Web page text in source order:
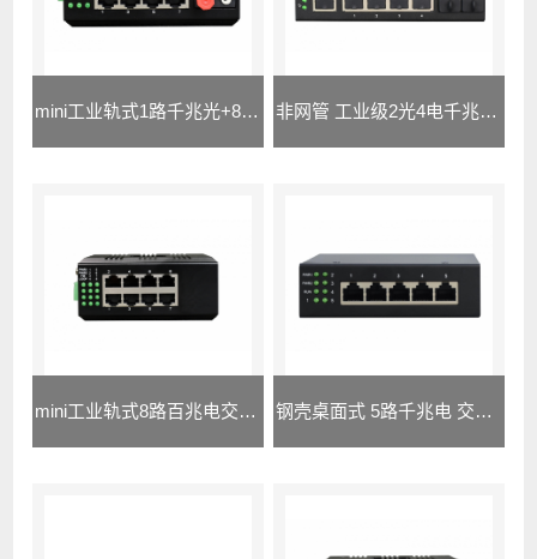
mini工业轨式1路千兆光+8路千兆电光... 非网管 工业级2光4电千兆级联型交换机
mini工业轨式8路百兆电交换机 钢壳桌面式 5路千兆电 交换机(5-12...